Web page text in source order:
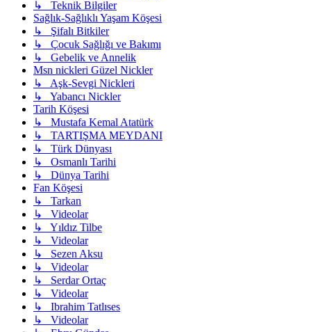
↳ Teknik Bilgiler
Sağlık-Sağlıklı Yaşam Köşesi
↳ Şifalı Bitkiler
↳ Çocuk Sağlığı ve Bakımı
↳ Gebelik ve Annelik
Msn nickleri Güzel Nickler
↳ Aşk-Sevgi Nickleri
↳ Yabancı Nickler
Tarih Köşesi
↳ Mustafa Kemal Atatürk
↳ TARTIŞMA MEYDANI
↳ Türk Dünyası
↳ Osmanlı Tarihi
↳ Dünya Tarihi
Fan Köşesi
↳ Tarkan
↳ Videolar
↳ Yıldız Tilbe
↳ Videolar
↳ Sezen Aksu
↳ Videolar
↳ Serdar Ortaç
↳ Videolar
↳ Ibrahim Tatlıses
↳ Videolar